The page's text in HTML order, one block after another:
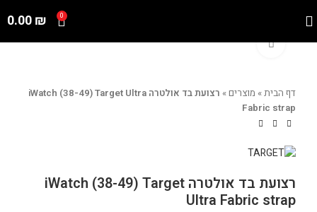
0
0.00₪
Click to enlarge
דף הבית» מוצרים»
רצועת בד אולטרה iWatch (38-49) Target Ultra
Fabric strap
רצועת בד אולטרה iWatch (38-49) Target
Ultra Fabric strap